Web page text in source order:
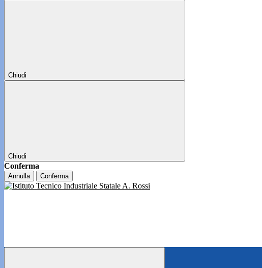
Chiudi
Chiudi
Conferma
Annulla Conferma